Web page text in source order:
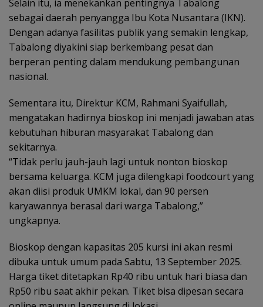
Selain itu, ia menekankan pentingnya Tabalong
sebagai daerah penyangga Ibu Kota Nusantara (IKN).
Dengan adanya fasilitas publik yang semakin lengkap,
Tabalong diyakini siap berkembang pesat dan
berperan penting dalam mendukung pembangunan
nasional.
Sementara itu, Direktur KCM, Rahmani Syaifullah,
mengatakan hadirnya bioskop ini menjadi jawaban atas
kebutuhan hiburan masyarakat Tabalong dan
sekitarnya.
“Tidak perlu jauh-jauh lagi untuk nonton bioskop
bersama keluarga. KCM juga dilengkapi foodcourt yang
akan diisi produk UMKM lokal, dan 90 persen
karyawannya berasal dari warga Tabalong,”
ungkapnya.
Bioskop dengan kapasitas 205 kursi ini akan resmi
dibuka untuk umum pada Sabtu, 13 September 2025.
Harga tiket ditetapkan Rp40 ribu untuk hari biasa dan
Rp50 ribu saat akhir pekan. Tiket bisa dipesan secara